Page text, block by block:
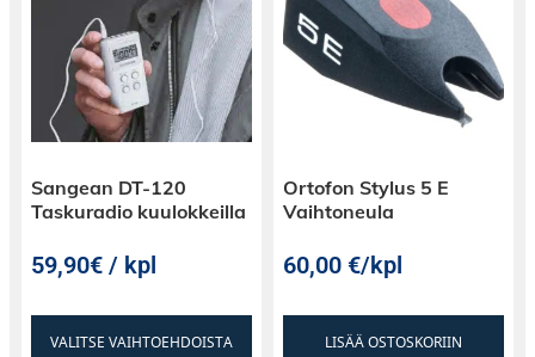
Sangean DT-120
Taskuradio kuulokkeilla
59,90€ / kpl
VALITSE VAIHTOEHDOISTA
Ortofon Stylus 5 E
Vaihtoneula
60,00€/kpl
LISÄÄ OSTOSKORIIN